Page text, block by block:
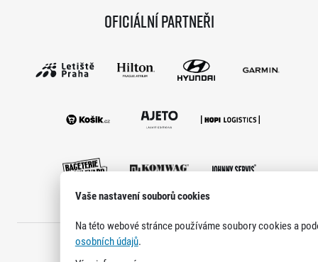
Oficiální partneři
Vaše nastavení souborů cookies
Na této webové stránce používáme soubory cookies a
osobních údajů.